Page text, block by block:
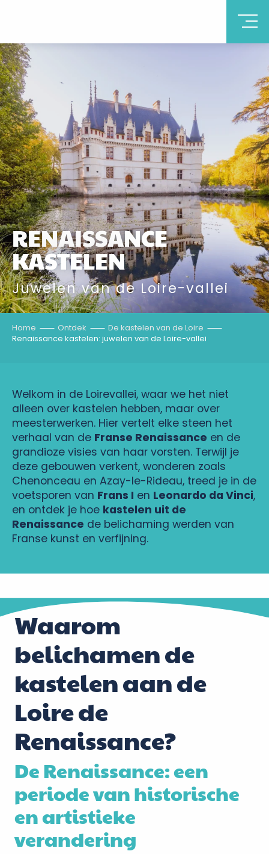
RENAISSANCE
KASTELEN
Juwelen van de Loire-vallei
Home Ontdek
De kastelen van de Loire
Renaissance kastelen: juwelen van de Loire-vallei
Welkom in de Loirevallei, waar we het niet
alleen over kastelen hebben, maar over
meesterwerken. Hier vertelt elke steen het
verhaal van de Franse Renaissance en de
grandioze visies van haar vorsten. Terwijl je
deze gebouwen verkent, wonderen zoals
Chenonceau en Azay-le-Rideau, treed je in de
voetsporen van Frans I en Leonardo da Vinci,
en ontdek je hoe kastelen uit de
Renaissance de belichaming werden van
Franse kunst en verfijning.
Waarom
belichamen de
kastelen aan de
Loire de
Renaissance?
De Renaissance: een
periode van historische
en artistieke
verandering